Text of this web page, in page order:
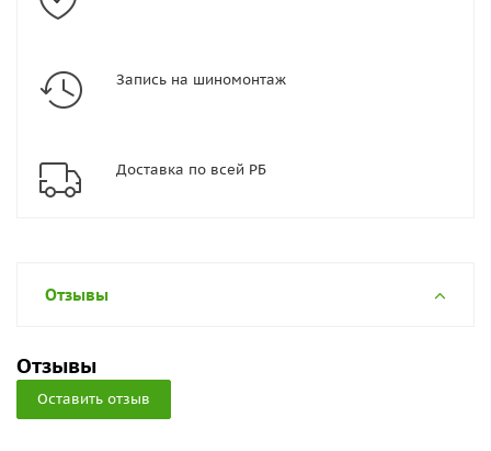
Запись на шиномонтаж
Доставка по всей РБ
Отзывы
Отзывы
Оставить отзыв